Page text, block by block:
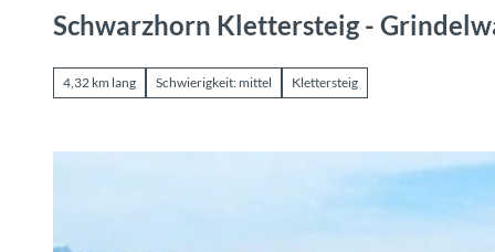
Schwarzhorn Klettersteig -
4,32 km lang Schwierigkeit: mittel Klettersteig